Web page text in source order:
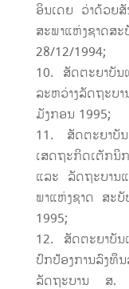
ອິນເດຍ ວ່າດ້ວຍ
ສະພາແຫ່ງຊາ
28/12/1994;
ສັດຕະຍາບັ
ລະຫວ່າງລັດຖະ
ມັງກອນ 1995;
ສັດຕະຍາບັ
ເສດຖະກິດເຕັກນິ
ແລະ ລັດຖະບານ
ພາແຫ່ງຊາດ ສະ
1995;
ສັດຕະຍາບັ
ປົກປ້ອງການລົງທຶ
ລັດຖະບານ ສ.